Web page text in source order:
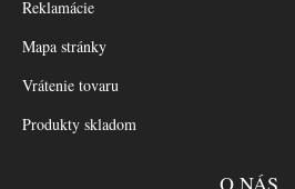
Reklamácie
Mapa stránky
Vrátenie tovaru
Produkty skladom
O NÁS